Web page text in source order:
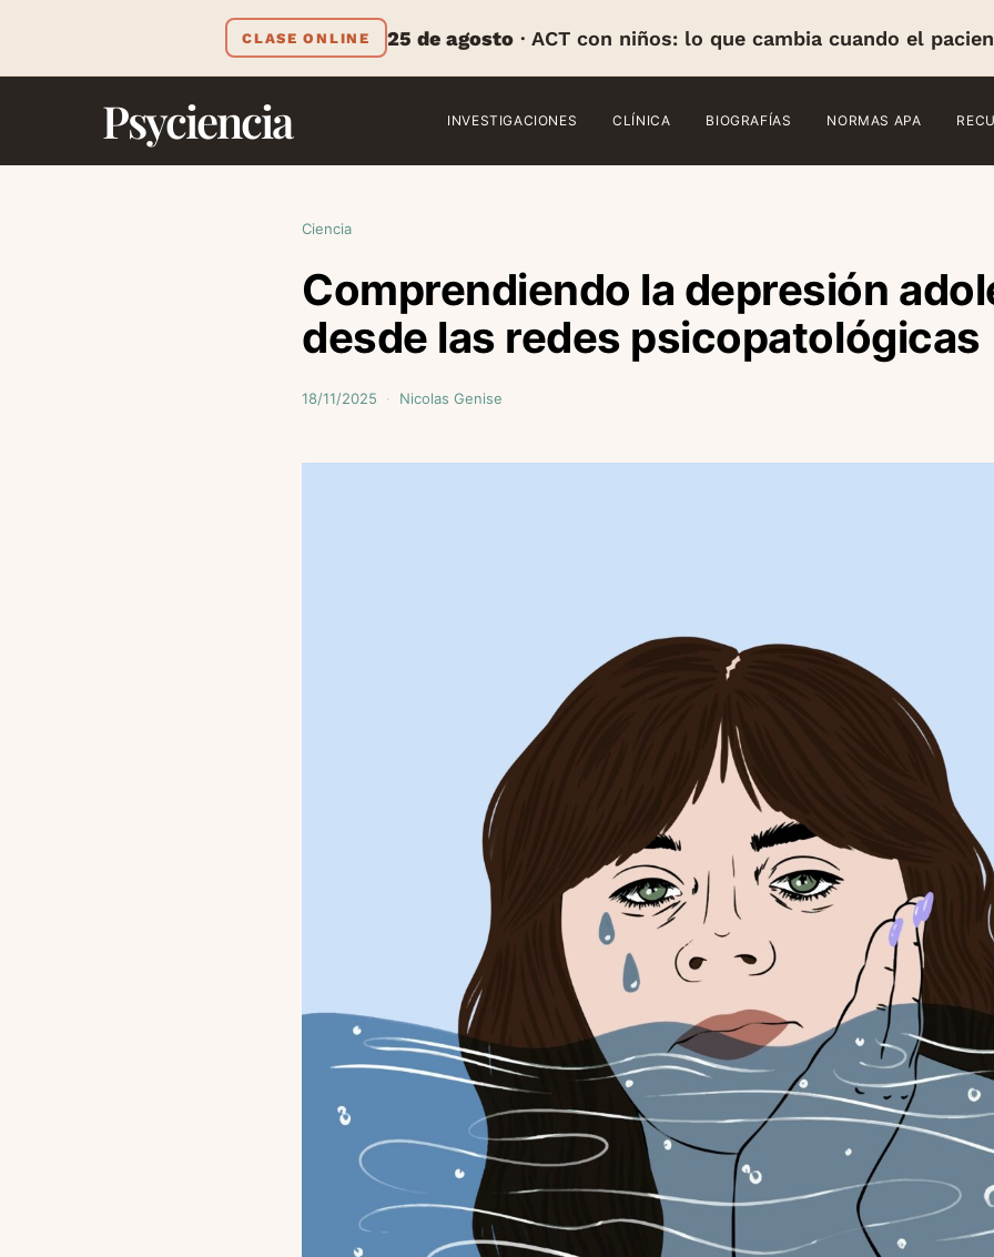
CLASE ONLINE 25 de agosto · ACT con niños: lo que cambia cuando el
Psyciencia INVESTIGACIONES CLÍNICA BIOGRAFÍAS NORMAS APA
Ciencia
Comprendiendo la depresión
desde las redes psicopatológicas
18/11/2025 Nicolas Genise